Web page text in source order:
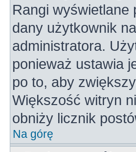
Rangi wyświetlane
dany użytkownik
administratora.
ponieważ ustawia
po to, aby
Większość witryn
obniży licznik
Na górę